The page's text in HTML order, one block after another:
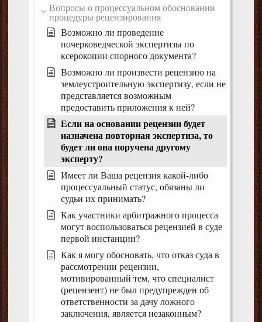
Вопросы о процессуальном обосновании
процедуры рецензирования
Возможно ли проведение
почерковедческой экспертизы по
ксерокопии спорного документа?
Возможно ли произвести рецензию на
землеустроительную экспертизу, если не
представляется возможным
предоставить приложения к ней?
Если на основании рецензии будет
назначена повторная экспертиза, то
будет ли она поручена другому
эксперту?
Имеет ли Ваша рецензия какой-либо
процессуальный статус, обязаны ли
судьи их принимать?
Как участники арбитражного процесса
могут воспользоваться рецензией в суде
первой инстанции?
Как я могу обосновать, что отказ суда в
рассмотрении рецензии,
мотивированный тем, что специалист
(рецензент) не был предупрежден об
ответственности за дачу ложного
заключения, является незаконным?